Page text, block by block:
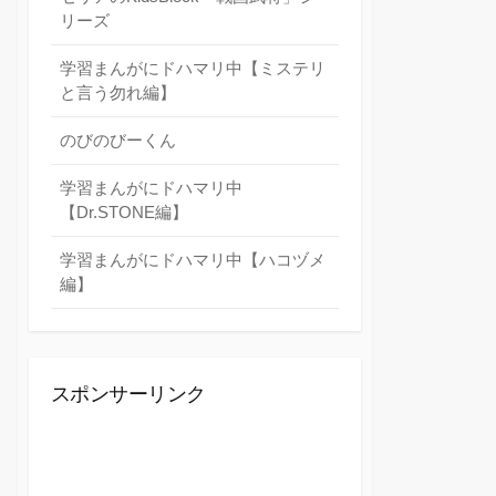
リーズ
学習まんがにドハマリ中【ミステリ
と言う勿れ編】
のびのびーくん
学習まんがにドハマリ中
【Dr.STONE編】
学習まんがにドハマリ中【ハコヅメ
編】
スポンサーリンク